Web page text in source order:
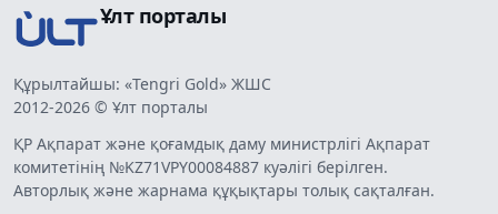
Ұлт порталы
Құрылтайшы: «Tengri Gold» ЖШС
2012-2026 © Ұлт порталы
ҚР Ақпарат және қоғамдық даму министрлігі Ақпарат
комитетінің №KZ71VPY00084887 куәлігі берілген.
Авторлық және жарнама құқықтары толық сақталған.